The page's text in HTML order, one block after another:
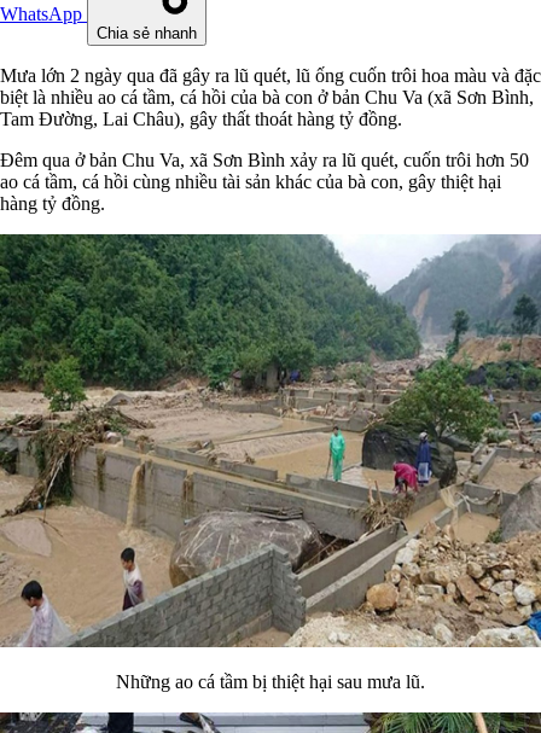
WhatsApp
Chia sẻ nhanh
Mưa lớn 2 ngày qua đã gây ra lũ quét, lũ ống cuốn trôi hoa màu và đặc
biệt là nhiều ao cá tầm, cá hồi của bà con ở bản Chu Va (xã Sơn Bình,
Tam Đường, Lai Châu), gây thất thoát hàng tỷ đồng.
Đêm qua ở bản Chu Va, xã Sơn Bình xảy ra lũ quét, cuốn trôi hơn 50
ao cá tầm, cá hồi cùng nhiều tài sản khác của bà con, gây thiệt hại
hàng tỷ đồng.
Những ao cá tầm bị thiệt hại sau mưa lũ.